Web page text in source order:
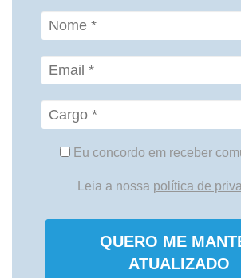
Eu concordo em receber
Leia a nossa política de
QUERO ME
ATUALIZADO